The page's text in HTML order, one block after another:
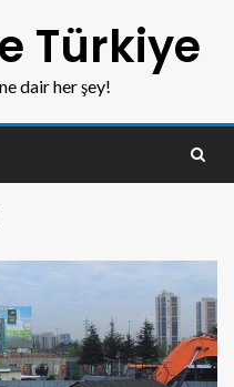
Türkiye
dair her şey!